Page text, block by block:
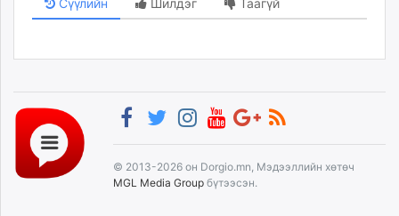
Сүүлийн Шилдэг Таагүй
© 2013-2026 он Dorgio.mn, Мэдээллийн хөтөч
MGL Media Group бүтээсэн.